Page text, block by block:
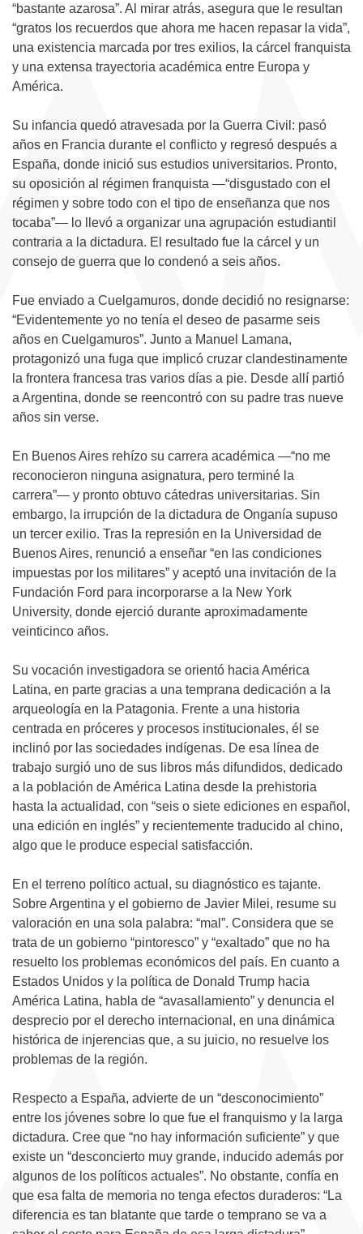
“bastante azarosa”. Al mirar atrás, asegura que le resultan
“gratos los recuerdos que ahora me hacen repasar la vida”,
una existencia marcada por tres exilios, la cárcel franquista
y una extensa trayectoria académica entre Europa y
América.
Su infancia quedó atravesada por la Guerra Civil: pasó
años en Francia durante el conflicto y regresó después a
España, donde inició sus estudios universitarios. Pronto,
su oposición al régimen franquista —“disgustado con el
régimen y sobre todo con el tipo de enseñanza que nos
tocaba”— lo llevó a organizar una agrupación estudiantil
contraria a la dictadura. El resultado fue la cárcel y un
consejo de guerra que lo condenó a seis años.
Fue enviado a Cuelgamuros, donde decidió no resignarse:
“Evidentemente yo no tenía el deseo de pasarme seis
años en Cuelgamuros”. Junto a Manuel Lamana,
protagonizó una fuga que implicó cruzar clandestinamente
la frontera francesa tras varios días a pie. Desde allí partió
a Argentina, donde se reencontró con su padre tras nueve
años sin verse.
En Buenos Aires rehízo su carrera académica —“no me
reconocieron ninguna asignatura, pero terminé la
carrera”— y pronto obtuvo cátedras universitarias. Sin
embargo, la irrupción de la dictadura de Onganía supuso
un tercer exilio. Tras la represión en la Universidad de
Buenos Aires, renunció a enseñar “en las condiciones
impuestas por los militares” y aceptó una invitación de la
Fundación Ford para incorporarse a la New York
University, donde ejerció durante aproximadamente
veinticinco años.
Su vocación investigadora se orientó hacia América
Latina, en parte gracias a una temprana dedicación a la
arqueología en la Patagonia. Frente a una historia
centrada en próceres y procesos institucionales, él se
inclinó por las sociedades indígenas. De esa línea de
trabajo surgió uno de sus libros más difundidos, dedicado
a la población de América Latina desde la prehistoria
hasta la actualidad, con “seis o siete ediciones en español,
una edición en inglés” y recientemente traducido al chino,
algo que le produce especial satisfacción.
En el terreno político actual, su diagnóstico es tajante.
Sobre Argentina y el gobierno de Javier Milei, resume su
valoración en una sola palabra: “mal”. Considera que se
trata de un gobierno “pintoresco” y “exaltado” que no ha
resuelto los problemas económicos del país. En cuanto a
Estados Unidos y la política de Donald Trump hacia
América Latina, habla de “avasallamiento” y denuncia el
desprecio por el derecho internacional, en una dinámica
histórica de injerencias que, a su juicio, no resuelve los
problemas de la región.
Respecto a España, advierte de un “desconocimiento”
entre los jóvenes sobre lo que fue el franquismo y la larga
dictadura. Cree que “no hay información suficiente” y que
existe un “desconcierto muy grande, inducido además por
algunos de los políticos actuales”. No obstante, confía en
que esa falta de memoria no tenga efectos duraderos: “La
diferencia es tan blatante que tarde o temprano se va a